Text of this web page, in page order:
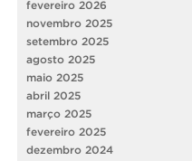
fevereiro 2026
novembro 2025
setembro 2025
agosto 2025
maio 2025
abril 2025
março 2025
fevereiro 2025
dezembro 2024